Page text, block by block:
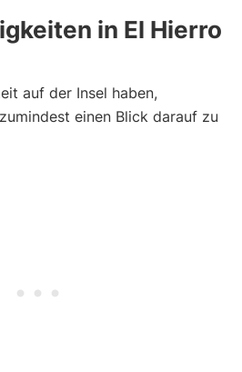
in El Hierro
auf der Insel haben,
einen Blick darauf zu